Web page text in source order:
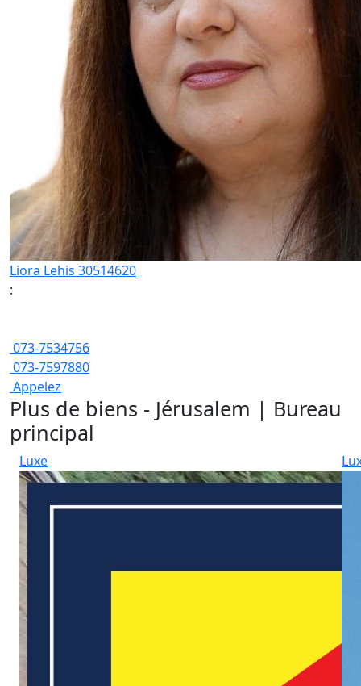
Liora Lehis 30514620
:
073-7534756
073-7597880
Appelez
Plus de biens - Jérusalem | Bureau
principal
Luxe